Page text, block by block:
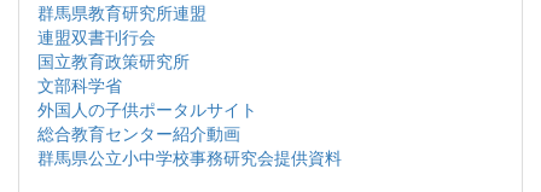
群馬県教育研究所連盟
連盟双書刊行会
国立教育政策研究所
文部科学省
外国人の子供ポータルサイト
総合教育センター紹介動画
群馬県公立小中学校事務研究会提供資料